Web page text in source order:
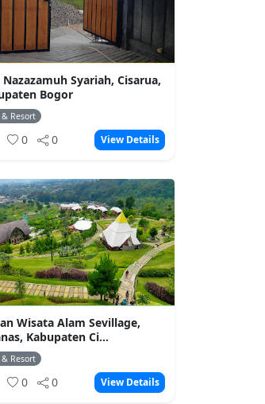
Syariah, Cisarua,
Bogor
Resort
0 0 View Details
Wisata Alam Sevillage,
Kabupaten Ci...
Resort
0 0 View Details